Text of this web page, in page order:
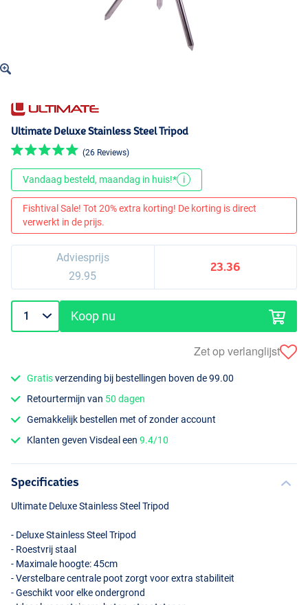
Ultimate Deluxe Stainless Steel Tripod
(26 Reviews)
Vandaag besteld, maandag in huis!* i
Fishtival Sale! Tot 20% extra korting! De korting is direct
verwerkt in de prijs.
Adviesprijs
29.95
23.36
Koop nu
Zet op verlanglijst
Gratisverzending bij bestellingen boven de 99.00
Retourtermijn van 50 dagen
Gemakkelijk bestellen met of zonder account
Klanten geven Visdeal een9.4/10
Specificaties
Ultimate Deluxe Stainless Steel Tripod
- Deluxe Stainless Steel Tripod
- Roestvrij staal
- Maximale hoogte: 45cm
- Verstelbare centrale poot zorgt voor extra stabiliteit
- Geschikt voor elke ondergrond